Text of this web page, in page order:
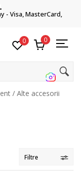
MasterCard,
0 0
Alte accesorii
Filtre